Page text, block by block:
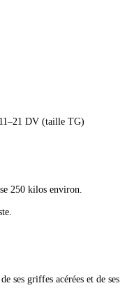
DV (taille TG)
250 kilos environ.
de ses griffes acérées et de ses